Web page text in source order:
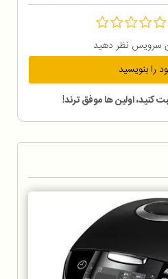
سرویس نظر دهید
را بنویسید
کنید، اولین ها موفق ترند!